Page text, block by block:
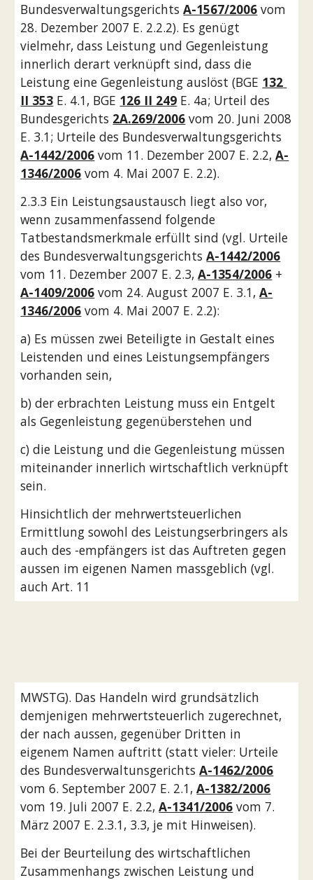
Bundesverwaltungsgerichts A-1567/2006 vom
28. Dezember 2007 E. 2.2.2). Es genügt
vielmehr, dass Leistung und Gegenleistung
innerlich derart verknüpft sind, dass die
Leistung eine Gegenleistung auslöst (BGE 132
II 353 E. 4.1, BGE 126 II 249 E. 4a; Urteil des
Bundesgerichts 2A.269/2006 vom 20. Juni 2008
A-1442/2006 vom 11. Dezember 2007 E. 2.2, A-
1346/2006 vom 4. Mai 2007 E. 2.2).
2.3.3 Ein Leistungsaustausch liegt also vor,
wenn zusammenfassend folgende
Tatbestandsmerkmale erfüllt sind (vgl. Urteile
des Bundesverwaltungsgerichts A-1442/2006
vom 11. Dezember 2007 E. 2.3, A-1354/2006
A-1409/2006 vom 24. August 2007 E. 3.1, A-
1346/2006 vom 4. Mai 2007 E. 2.2):
a) Es müssen zwei Beteiligte in Gestalt eines
Leistenden und eines Leistungsempfängers
vorhanden sein,
b) der erbrachten Leistung muss ein Entgelt
als Gegenleistung gegenüberstehen und
c) die Leistung und die Gegenleistung müssen
miteinander innerlich wirtschaftlich verknüpft
sein.
Hinsichtlich der mehrwertsteuerlichen
Ermittlung sowohl des Leistungserbringers als
auch des -empfängers ist das Auftreten gegen
aussen im eigenen Namen massgeblich (vgl.
auch Art. 11
MWSTG). Das Handeln wird grundsätzlich
demjenigen mehrwertsteuerlich zugerechnet,
der nach aussen, gegenüber Dritten in
eigenem Namen auftritt (statt vieler: Urteile
des Bundesverwaltunsgerichts A-1462/2006
vom 6. September 2007 E. 2.1, A-1382/2006
vom 19. Juli 2007 E. 2.2, A-1341/2006 vom 7.
März 2007 E. 2.3.1, 3.3, je mit Hinweisen).
Bei der Beurteilung des wirtschaftlichen
Zusammenhangs zwischen Leistung und